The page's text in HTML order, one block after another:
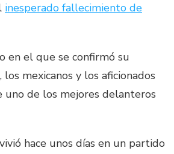
inesperado fallecimiento de
en el que se confirmó su
mexicanos y los aficionados
de los mejores delanteros
hace unos días en un partido